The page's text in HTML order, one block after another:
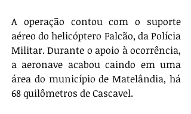
A operação contou com o suporte
aéreo do helicóptero Falcão, da Polícia
Militar. Durante o apoio à ocorrência,
a aeronave acabou caindo em uma
área do município de Matelândia, há
68 quilômetros de Cascavel.